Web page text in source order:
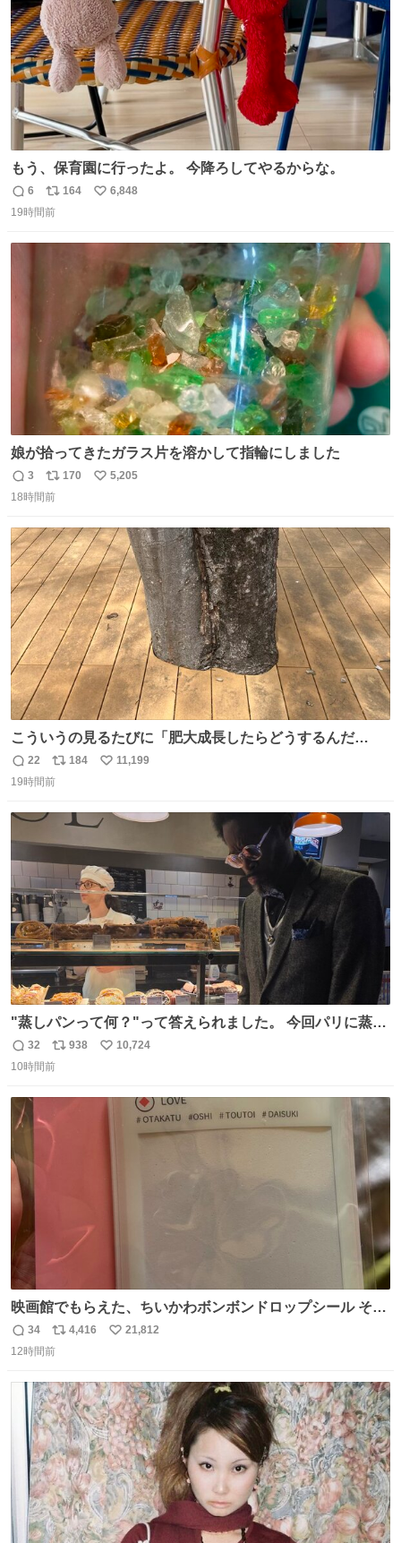
もう、保育園に行ったよ。 今降ろしてやるからな。
返
信
6
リ
ポ
164
い
6,848
19時間前
娘が拾ってきたガラス片を溶かして指輪にしました
返
信
3
リ
ポ
ト
数
170
い
数
5,205
18時間前
こういうの見るたびに「肥大成長したらどうするんだ
ろ…」って心配になっちゃう．
返
信
22
リ
ポ
数
184
い
数
11,199
19時間前
"蒸しパンって何？"って答えられました。 今回パリに蒸し
パンがなかった。😭😢
返
信
32
リ
ポ
938
い
数
10,724
10時間前
映画館でもらえた、ちいかわボンボンドロップシール その
ままキーホルダーにして使いたいって人まずキャンドゥに
行きな 何も加工せずにキーホルダーになるケースあるか
返
信
34
リ
ポ
ト
数
4,416
い
数
21,812
12時間前